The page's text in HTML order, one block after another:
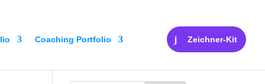
Coaching Portfolio Zeichner-Kit